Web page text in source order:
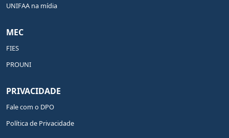
UNIFAA na mídia
MEC
FIES
PROUNI
PRIVACIDADE
Fale com o DPO
Política de Privacidade